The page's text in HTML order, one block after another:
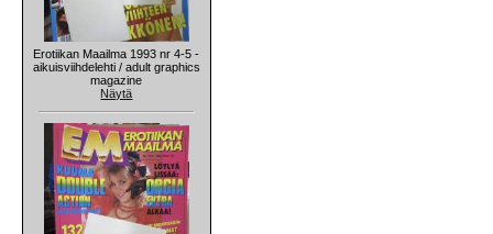
Erotiikan Maailma 1993 nr 4-5 -
aikuisviihdelehti / adult graphics
magazine
Näytä